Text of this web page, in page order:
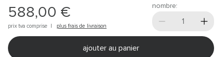
588,00 €
prix tva comprise | plus frais de livraison
nombre:
ajouter au panier